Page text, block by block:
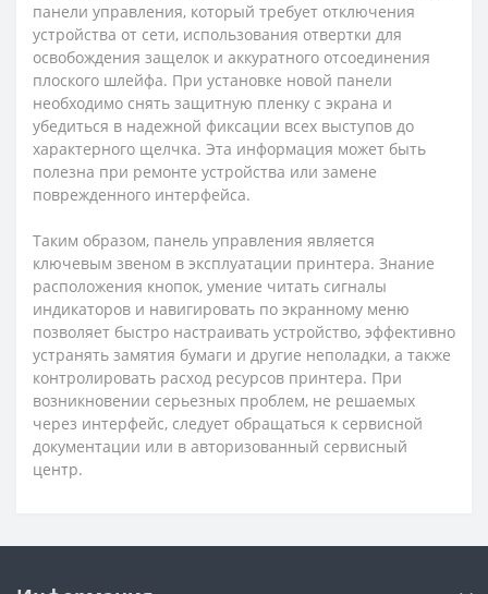
панели управления, который требует отключения
устройства от сети, использования отвертки для
освобождения защелок и аккуратного отсоединения
плоского шлейфа. При установке новой панели
необходимо снять защитную пленку с экрана и
убедиться в надежной фиксации всех выступов до
характерного щелчка. Эта информация может быть
полезна при ремонте устройства или замене
поврежденного интерфейса.
Таким образом, панель управления является
ключевым звеном в эксплуатации принтера. Знание
расположения кнопок, умение читать сигналы
индикаторов и навигировать по экранному меню
позволяет быстро настраивать устройство, эффективно
устранять замятия бумаги и другие неполадки, а также
контролировать расход ресурсов принтера. При
возникновении серьезных проблем, не решаемых
через интерфейс, следует обращаться к сервисной
документации или в авторизованный сервисный
центр.